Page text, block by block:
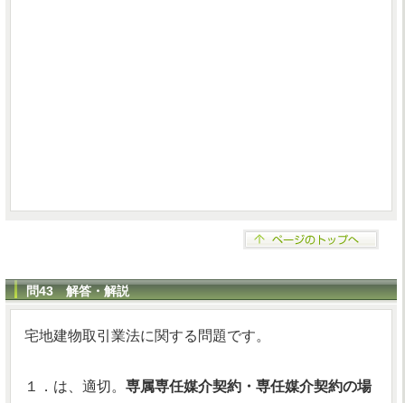
問43 解答・解説
宅地建物取引業法に関する問題です。
１．は、適切。 専属専任媒介契約・専任媒介契約の場